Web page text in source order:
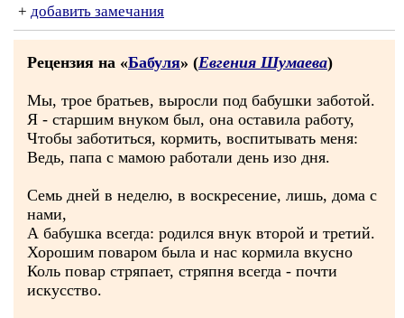
+ добавить замечания
Рецензия на «Бабуля» (Евгения Шумаева)
Мы, трое братьев, выросли под бабушки заботой.
Я - старшим внуком был, она оставила работу,
Чтобы заботиться, кормить, воспитывать меня:
Ведь, папа с мамою работали день изо дня.
Семь дней в неделю, в воскресение, лишь, дома с
нами,
А бабушка всегда: родился внук второй и третий.
Хорошим поваром была и нас кормила вкусно
Коль повар стряпает, стряпня всегда - почти
искусство.